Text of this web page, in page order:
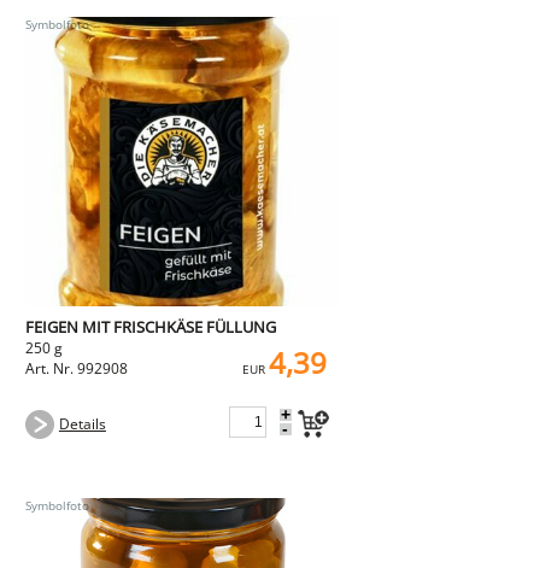
FEIGEN MIT FRISCHKÄSE FÜLLUNG
250 g
Art. Nr. 992908
EUR 4,39
Details +
-